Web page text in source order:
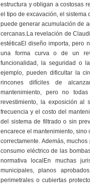
estructura y obligan a costosas
el tipo de excavación, el
puede generar acumulación de
cercanas.La revelación de
estéticaEl diseño importa, pero
una forma curva o de un
funcionalidad, la seguridad o
ejemplo, pueden dificultar la
rincones difíciles de
mantenimiento, pero no
revestimiento, la exposición
frecuencia y el costo del
del sistema de filtrado o sin
encarece el mantenimiento,
correctamente. Además,
consumo eléctrico de las
normativa localEn muchas
municipales, planos
perimetrales o cubiertas